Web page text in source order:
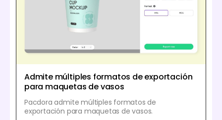
Admite múltiples formatos de exportación
para maquetas de vasos
Pacdora admite múltiples formatos de
exportación para maquetas de vasos.